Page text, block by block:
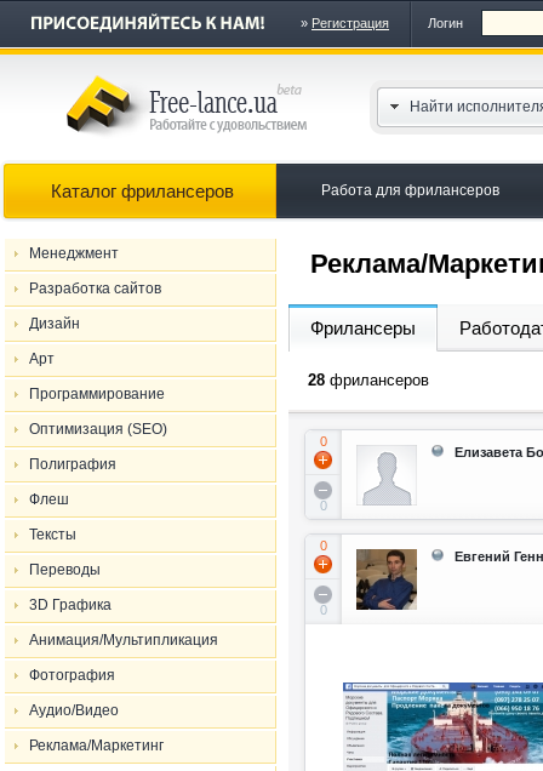
» Регистрация Логин
Найти
Каталог фрилансеров Работа для фрилансеров
Менеджмент
Разработка сайтов
Дизайн
Арт
Программирование
Оптимизация (SEO)
Полиграфия
Флеш
Тексты
Переводы
3D Графика
Анимация/Мультипликация
Фотография
Аудио/Видео
Реклама/Маркетинг
Реклама/
Фрилансеры
28 фрилансеров
0
0
Елизавета
0
0
Евгений